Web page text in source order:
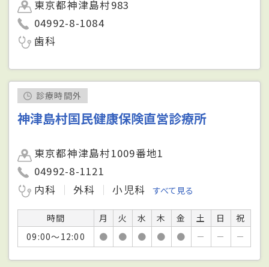
東京都神津島村983
04992-8-1084
歯科
診療時間外
神津島村国民健康保険直営診療所
東京都神津島村1009番地1
04992-8-1121
内科
外科 小児科 すべて見る
時間 月 火 水 木 金 土 日
祝
09:00～12:00
● ● ● ● ● － － －